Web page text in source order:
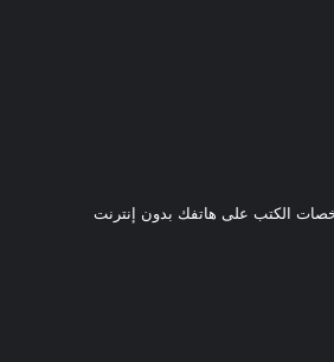
الكتب على هاتفك بدون إنترنت